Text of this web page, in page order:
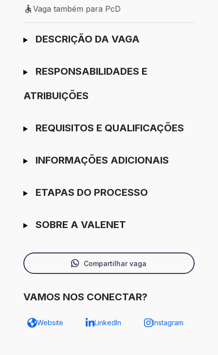
Vaga também para PcD
Vaga também para PcD
Ir para candidatura
DESCRIÇÃO DA VAGA
RESPONSABILIDADES E
ATRIBUIÇÕES
REQUISITOS E QUALIFICAÇÕES
INFORMAÇÕES ADICIONAIS
ETAPAS DO PROCESSO
SOBRE A VALENET
Compartilhar vaga
VAMOS NOS CONECTAR?
Website LinkedIn Instagram